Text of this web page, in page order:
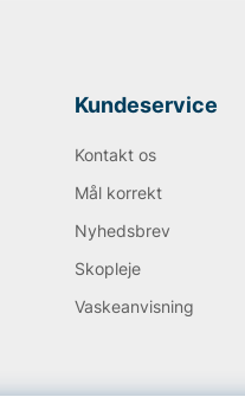
Kundeservice
Kontakt os
Mål korrekt
Nyhedsbrev
Skopleje
Vaskeanvisning